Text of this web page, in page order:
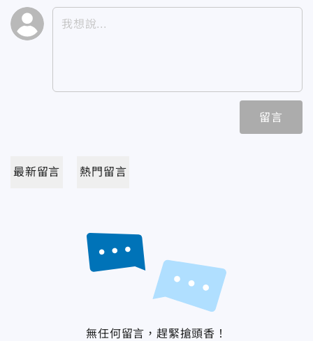
留言
最新留言 熱門留言
無任何留言，趕緊搶頭香！